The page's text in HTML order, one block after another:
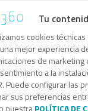
Tu
cookies
mejor experiencia
de
a la
Puede configurar las
sus preferencias
nuestra POLÍTICA DE
en el